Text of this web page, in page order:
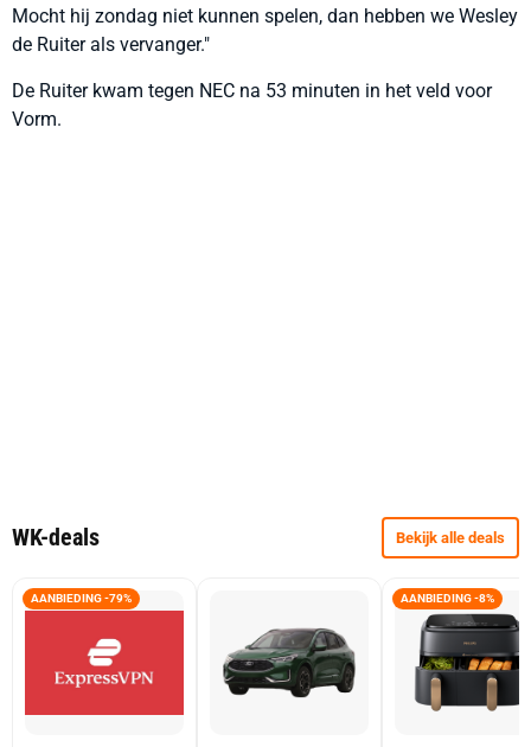
Mocht hij zondag niet kunnen spelen, dan hebben we Wesley
de Ruiter als vervanger."
De Ruiter kwam tegen NEC na 53 minuten in het veld voor
Vorm.
WK-deals Bekijk alle deals
AANBIEDING -79% AANBIEDING -8%